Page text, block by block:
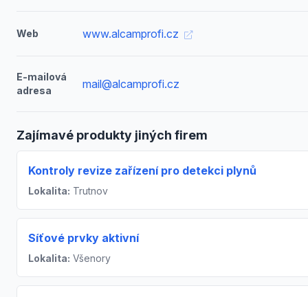
Web www.alcamprofi.cz
E-mailová
adresa
mail@alcamprofi.cz
Zajímavé produkty jiných firem
Kontroly revize zařízení pro detekci plynů
Lokalita: Trutnov
Síťové prvky aktivní
Lokalita: Všenory